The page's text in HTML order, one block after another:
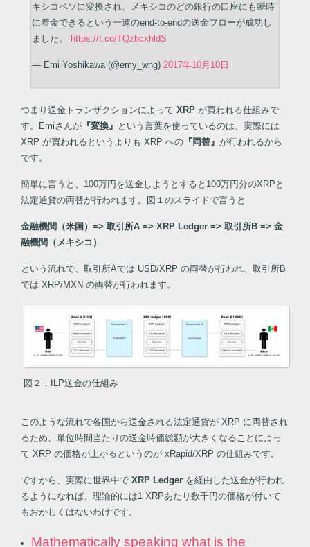
キシコペソに変換され、メキシコのどの銀行の口座にも瞬時
に着金できるという一連のend-to-endの送金フローが成功し
ました。
https://t.co/TQzbcxhldS
— Emi Yoshikawa (@emy_wng) 2017年10月10日
つまり送金トランザクションによって XRP が買われる仕組みで
す。Emiさんが 『変換』 という言葉を使っているのは、実際には
XRP が買われるというよりも XRP への 『両替』 が行われるから
です。
簡単に言うと、100万円を送金しようとすると100万円分のXRPと
法定通貨の両替が行われます。図１のスライドで言うと
金融機関（米国）=> 取引所A => XRP Ledger => 取引所B => 金
融機関（メキシコ）
という流れで、取引所Aでは USD/XRP の両替が行われ、取引所B
では XRP/MXN の両替が行われます。
図２．ILP送金の仕組み
このような流れで各国から送金される法定通貨が XRP に両替され
るため、単位時間当たりの送金時価総額が大きくなることによっ
て XRP の価格が上がるというのが xRapid/XRP の仕組みです。
ですから、実際に世界中で XRP Ledger を経由した送金が行われ
るようになれば、理論的には1 XRPあたり数千円の価格が付いて
もおかしくはないわけです。
Mathematically speaking what is the